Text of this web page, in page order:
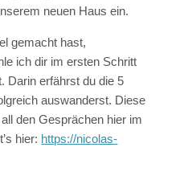
neuen Haus ein.
gemacht hast,
ich dir im ersten Schritt
Darin erfährst du die 5
auswanderst. Diese
den Gesprächen hier im
hier: https://nicolas-